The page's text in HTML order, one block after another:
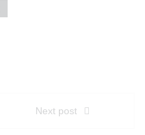
Next post